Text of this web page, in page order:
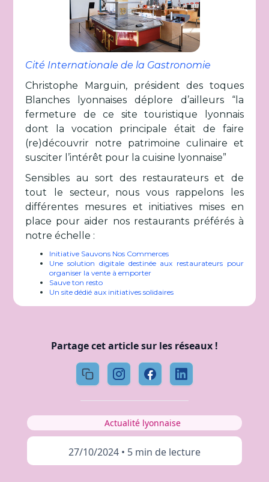
Cité Internationale de la Gastronomie
Christophe Marguin, président des toques
Blanches lyonnaises déplore d’ailleurs “la
fermeture de ce site touristique lyonnais
dont la vocation principale était de faire
(re)découvrir notre patrimoine culinaire et
susciter l’intérêt pour la cuisine lyonnaise”
Sensibles au sort des restaurateurs et de
tout le secteur, nous vous rappelons les
différentes mesures et initiatives mises en
place pour aider nos restaurants préférés à
notre échelle :
Initiative Sauvons Nos Commerces
Une solution digitale destinée aux restaurateurs pour
organiser la vente à emporter
Sauve ton resto
Un site dédié aux initiatives solidaires
Partage cet article sur les réseaux !
Actualité lyonnaise
27/10/2024 • 5 min de lecture